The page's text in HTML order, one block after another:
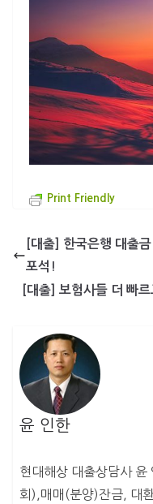
Print Friendly
[대출] 한국은행 대출
포석!
[대출] 보험사들 더 빠
윤 인한
현대해상 대출상담사
회),매매(분양)잔금, 대